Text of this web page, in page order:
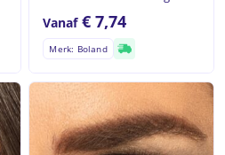
Vanaf€7,74
Merk: Boland